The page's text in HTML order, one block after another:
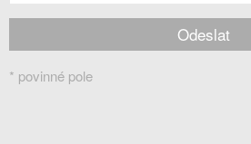
* povinné pole